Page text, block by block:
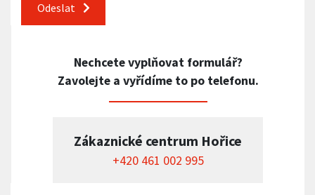
Odeslat
Nechcete vyplňovat formulář?
Zavolejte a vyřídíme to po telefonu.
Zákaznické centrum Hořice
+420 461 002 995